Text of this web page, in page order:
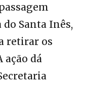
Santa Inês,
retirar os
ação dá